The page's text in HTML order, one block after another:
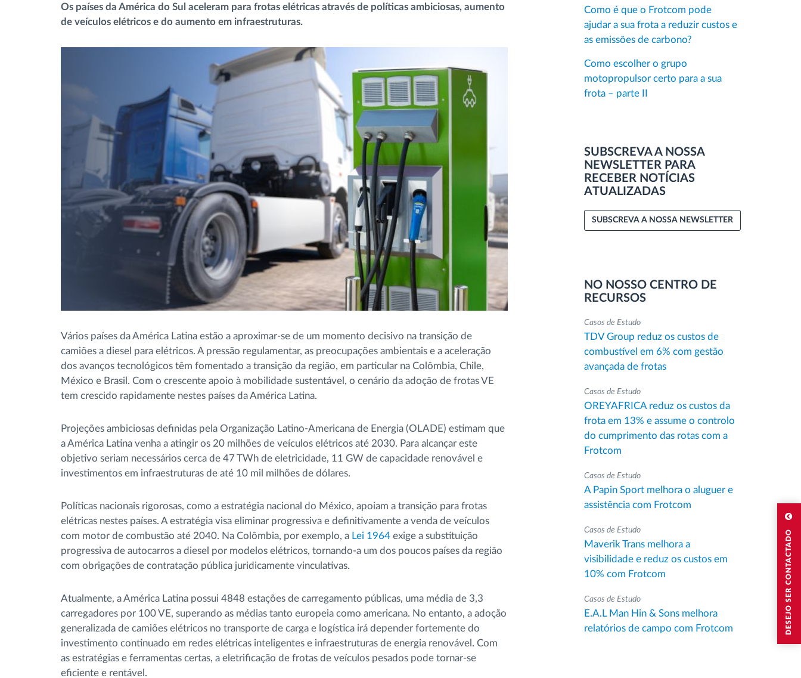
DESEJO SER CONTACTADO
Controlo de acesso
Gestão de Combustível
Planeamento e monitorização de rotas
Identificação automática de
condutores
Ver todas as funcionalidades
Os países da América do Sul aceleram para frotas elétricas através de políticas ambiciosas, aumento
de veículos elétricos e do aumento em infraestruturas.
Vários países da América Latina estão a aproximar-se de um momento decisivo na transição de
camiões a diesel para elétricos. A pressão regulamentar, as preocupações ambientais e a aceleração
dos avanços tecnológicos têm fomentado a transição da região, em particular na Colômbia, Chile,
México e Brasil. Com o crescente apoio à mobilidade sustentável, o cenário da adoção de frotas VE
tem crescido rapidamente nestes países da América Latina.
Projeções ambiciosas definidas pela Organização Latino-Americana de Energia (OLADE) estimam que
a América Latina venha a atingir os 20 milhões de veículos elétricos até 2030. Para alcançar este
objetivo seriam necessários cerca de 47 TWh de eletricidade, 11 GW de capacidade renovável e
investimentos em infraestruturas de até 10 mil milhões de dólares.
Políticas nacionais rigorosas, como a estratégia nacional do México, apoiam a transição para frotas
elétricas nestes países. A estratégia visa eliminar progressiva e definitivamente a venda de veículos
com motor de combustão até 2040. Na Colômbia, por exemplo, a Lei 1964 exige a substituição
progressiva de autocarros a diesel por modelos elétricos, tornando-a um dos poucos países da região
com obrigações de contratação pública juridicamente vinculativas.
Atualmente, a América Latina possui 4848 estações de carregamento públicas, uma média de 3,3
carregadores por 100 VE, superando as médias tanto europeia como americana. No entanto, a adoção
generalizada de camiões elétricos no transporte de carga e logística irá depender fortemente do
investimento continuado em redes elétricas inteligentes e infraestruturas de energia renovável. Com
as estratégias e ferramentas certas, a eletrificação de frotas de veículos pesados pode tornar-se
eficiente e rentável.
Como é que o Frotcom pode
ajudar a sua frota a reduzir custos e
as emissões de carbono?
Como escolher o grupo
motopropulsor certo para a sua
frota – parte II
SUBSCREVA A NOSSA
NEWSLETTER PARA
RECEBER NOTÍCIAS
ATUALIZADAS
SUBSCREVA A NOSSA NEWSLETTER
NO NOSSO CENTRO DE
RECURSOS
Casos de Estudo
TDV Group reduz os custos de
combustível em 6% com gestão
avançada de frotas
Casos de Estudo
OREYAFRICA reduz os custos da
frota em 13% e assume o controlo
do cumprimento das rotas com a
Frotcom
Casos de Estudo
A Papin Sport melhora o aluguer e
assistência com Frotcom
Casos de Estudo
Maverik Trans melhora a
visibilidade e reduz os custos em
10% com Frotcom
Casos de Estudo
E.A.L Man Hin & Sons melhora
relatórios de campo com Frotcom